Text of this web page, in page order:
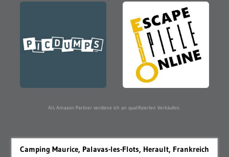
Als Amazon-Partner verdiene ich an qualifizierten Verkäufen.
Camping Maurice, Palavas-les-Flots, Herault, Frankreich